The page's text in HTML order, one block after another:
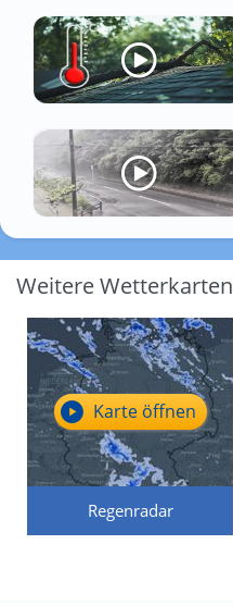
Weitere Wetterkarten
Regenradar
Karte öffnen